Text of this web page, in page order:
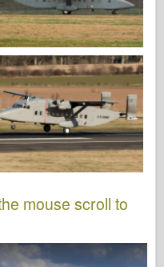
mouse scroll to